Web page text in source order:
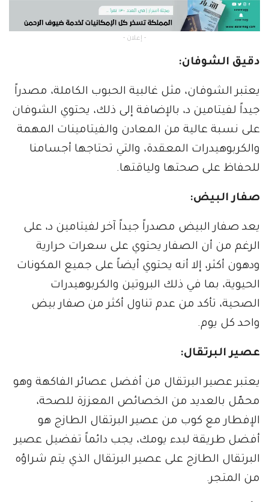
- إعلان -
دقيق الشوفان:
يعتبر الشوفان، مثل غالبية الحبوب الكاملة، مصدراً
جيداً لفيتامين د، بالإضافة إلى ذلك، يحتوي الشوفان
على نسبة عالية من المعادن والفيتامينات المهمة
والكربوهيدرات المعقدة، والتي تحتاجها أجسامنا
للحفاظ على صحتها ولياقتها.
صفار البيض:
يعد صفار البيض مصدراً جيداً آخر لفيتامين د، على
الرغم من أن الصفار يحتوي على سعرات حرارية
ودهون أكثر، إلا أنه يحتوي أيضاً على جميع المكونات
الحيوية، بما في ذلك البروتين والكربوهيدرات
الصحية، تأكد من عدم تناول أكثر من صفار بيض
واحد كل يوم.
عصير البرتقال:
يعتبر عصير البرتقال من أفضل عصائر الفاكهة وهو
محمّل بالعديد من الخصائص المعززة للصحة،
الإفطار مع كوب من عصير البرتقال الطازج هو
أفضل طريقة لبدء يومك، يجب دائماً تفضيل عصير
البرتقال الطازج على عصير البرتقال الذي يتم شراؤه
من المتجر.